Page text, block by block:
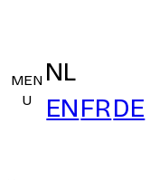
MEN
U
NL
ENFRDE